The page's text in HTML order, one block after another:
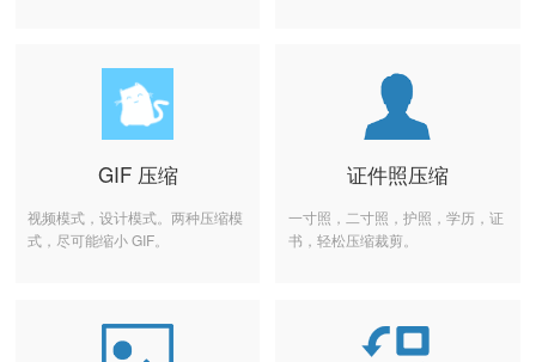
GIF 压缩
视频模式，设计模式。两种压缩模
式，尽可能缩小 GIF。
证件照压缩
一寸照，二寸照，护照，学历，证
书，轻松压缩裁剪。